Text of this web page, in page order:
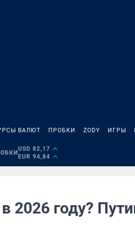
ВАЛЮТ ПРОБКИ ZODY ИГРЫ
USD 82,17
EUR 94,84
2026 году?